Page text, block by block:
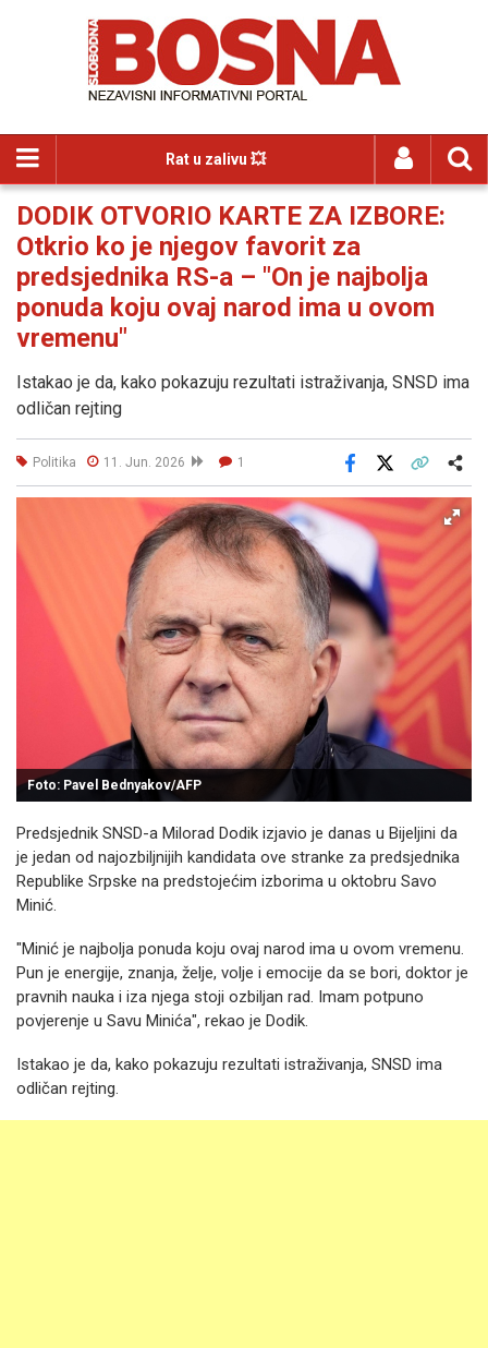
Rat u zalivu 💥
DODIK OTVORIO KARTE ZA IZBORE:
Otkrio ko je njegov favorit za
predsjednika RS-a – "On je najbolja
ponuda koju ovaj narod ima u ovom
vremenu"
Istakao je da, kako pokazuju rezultati istraživanja, SNSD ima
odličan rejting
Politika 11. Jun. 2026 1
Facebook
Foto: Pavel Bednyakov/AFP
Predsjednik SNSD-a Milorad Dodik izjavio je danas u Bijeljini da
je jedan od najozbiljnijih kandidata ove stranke za predsjednika
Republike Srpske na predstojećim izborima u oktobru Savo
Minić.
"Minić je najbolja ponuda koju ovaj narod ima u ovom vremenu.
Pun je energije, znanja, želje, volje i emocije da se bori, doktor je
pravnih nauka i iza njega stoji ozbiljan rad. Imam potpuno
povjerenje u Savu Minića", rekao je Dodik.
Istakao je da, kako pokazuju rezultati istraživanja, SNSD ima
odličan rejting.